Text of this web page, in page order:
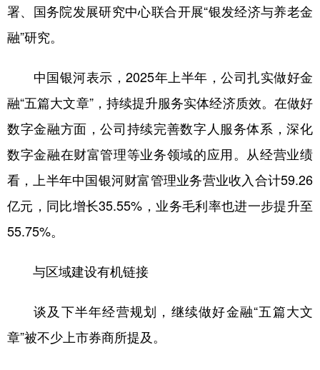
署、国务院发展研究中心联合开展“银发经济与养老金
融”研究。
中国银河表示，2025年上半年，公司扎实做好金
融“五篇大文章”，持续提升服务实体经济质效。在做好
数字金融方面，公司持续完善数字人服务体系，深化
数字金融在财富管理等业务领域的应用。从经营业绩
看，上半年中国银河财富管理业务营业收入合计59.26
亿元，同比增长35.55%，业务毛利率也进一步提升至
55.75%。
与区域建设有机链接
谈及下半年经营规划，继续做好金融“五篇大文
章”被不少上市券商所提及。